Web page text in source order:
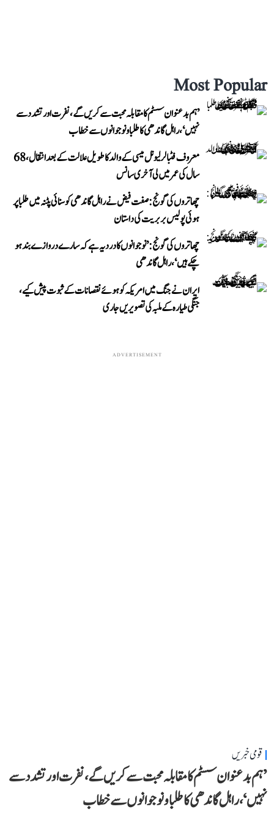
Most Popular
’ہم بدعنوان سسٹم کا مقابلہ محبت سے کریں گے، نفرت اور تشدد سے
نہیں‘، راہل گاندھی کا طلبا و نوجوانوں سے خطاب
معروف فٹبالر لیونل میسی کے والد کا طویل علالت کے بعد انتقال، 68
سال کی عمر میں لی آخری سانس
چھاتروں کی گونج: صفت فیض نے راہل گاندھی کو سنائی پٹنہ میں طلبا پر
ہوئی پولیس بربریت کی داستان
چھاتروں کی گونج: ’نوجوانوں کا درد یہ ہے کہ سارے دروازے بند ہو
چکے ہیں‘، راہل گاندھی
ایران نے جنگ میں امریکہ کو ہوئے نقصانات کے ثبوت پیش کیے،
جنگی طیارہ کے ملبہ کی تصویریں جاری
ADVERTISEMENT
قومی خبریں
’ہم بدعنوان سسٹم کا مقابلہ محبت سے کریں گے، نفرت اور تشدد سے
نہیں‘، راہل گاندھی کا طلبا و نوجوانوں سے خطاب